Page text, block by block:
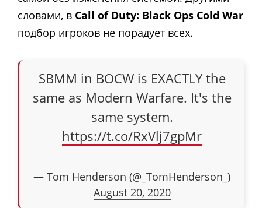
словами, в Call of Duty: Black Ops Cold War
подбор игроков не порадует всех.
SBMM in BOCW is EXACTLY the
same as Modern Warfare. It's the
same system.
https://t.co/RxVlj7gpMr
— Tom Henderson (@_TomHenderson_)
August 20, 2020